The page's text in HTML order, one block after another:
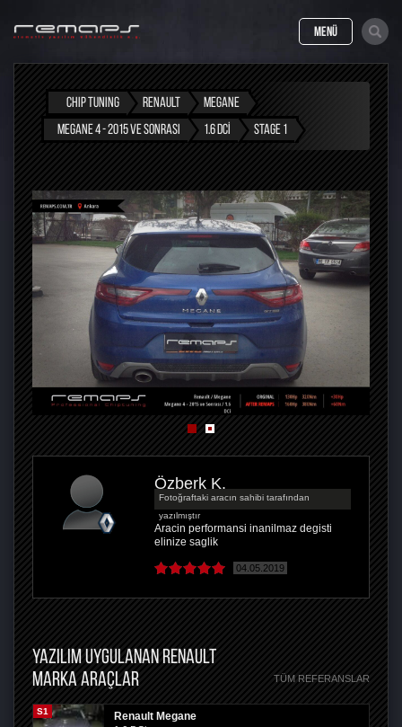
MENÜ
CHIP TUNING RENAULT
MEGANE
MEGANE 4 - 2015 VE SONRASI
1.6 DCI STAGE 1
Özberk K.
Fotoğraftaki aracın sahibi tarafından
yazılmıştır
Aracin performansi inanilmaz degisti
elinize saglik
04.05.2019
YAZILIM UYGULANAN RENAULT
MARKA ARAÇLAR
TÜM REFERANSLAR
S1 Renault Megane